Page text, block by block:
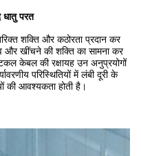
धातु परत
शक्ति और कठोरता प्रदान कर
खींचने की शक्ति का सामना कर
केबल की रक्षायह उन अनुप्रयोगों
परिस्थितियों में लंबी दूरी के
की आवश्यकता होती है।